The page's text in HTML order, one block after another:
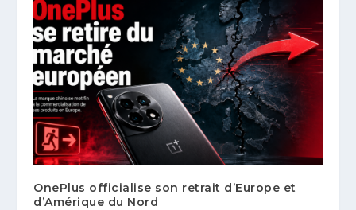
OnePlus officialise son retrait d’Europe et
d’Amérique du Nord